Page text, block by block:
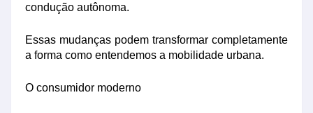
condução autônoma.
Essas mudanças podem transformar completamente
a forma como entendemos a mobilidade urbana.
O consumidor moderno